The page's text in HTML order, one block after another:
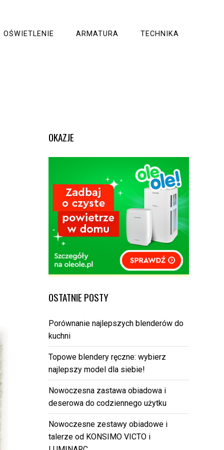
OŚWIETLENIE ARMATURA TECHNIKA
OKAZJE
OSTATNIE POSTY
Porównanie najlepszych blenderów do
kuchni
Topowe blendery ręczne: wybierz
najlepszy model dla siebie!
Nowoczesna zastawa obiadowa i
deserowa do codziennego użytku
Nowoczesne zestawy obiadowe i
talerze od KONSIMO VICTO i